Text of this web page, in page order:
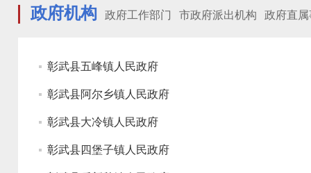
政府机构 政府工作部门 市政府派出机构 政府直
彰武县五峰镇人民政府
彰武县阿尔乡镇人民政府
彰武县大冷镇人民政府
彰武县四堡子镇人民政府